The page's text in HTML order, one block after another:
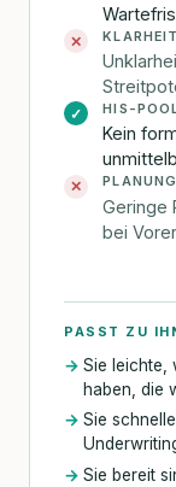
✕
✓ HIS-
Kein
✕
Geringe
bei
PASST ZU
Sie leichte,
haben, die
Sie
Sie bereit